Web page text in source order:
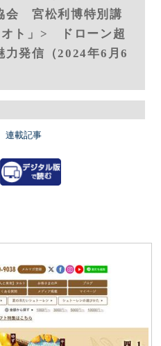
会 宮松利博特別講
ト」> ドローン超
力発信（2024年6月6
連載記事